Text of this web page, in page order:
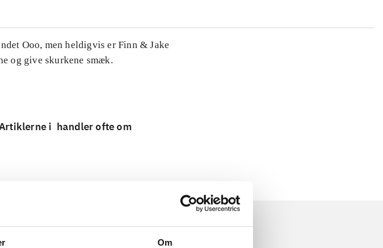
Om
Ooo, men heldigvis er Finn & Jake
og give skurkene smæk.
i handler ofte om